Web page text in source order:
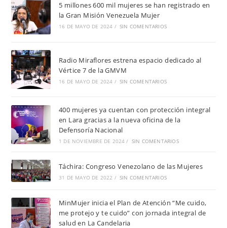
5 millones 600 mil mujeres se han registrado en
la Gran Misión Venezuela Mujer
16 DE MAYO DE 2024 / SIN COMENTARIOS
Radio Miraflores estrena espacio dedicado al
Vértice 7 de la GMVM
16 DE MAYO DE 2024 / SIN COMENTARIOS
400 mujeres ya cuentan con protección integral
en Lara gracias a la nueva oficina de la
Defensoría Nacional
1 DE NOVIEMBRE DE 2024 / SIN COMENTARIOS
Táchira: Congreso Venezolano de las Mujeres
31 DE MAYO DE 2022 / SIN COMENTARIOS
MinMujer inicia el Plan de Atención “Me cuido,
me protejo y te cuido” con jornada integral de
salud en La Candelaria